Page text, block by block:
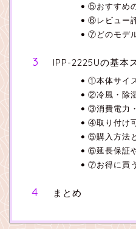
⑤おすすめ
⑥レビュー
⑦どのモデ
IPP-2225Uの基本
①本体サイ
②冷風・除
③消費電力
④取り付け
⑤購入方法
⑥延長保証
⑦お得に買
まとめ